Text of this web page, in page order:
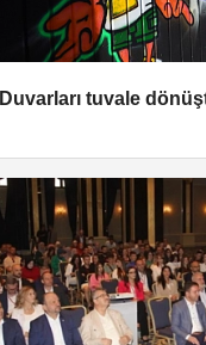
Duvarları tuvale